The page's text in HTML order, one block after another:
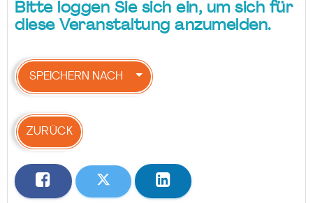
Bitte loggen Sie sich ein, um sich für
diese Veranstaltung anzumelden.
SPEICHERN NACH
ZURÜCK